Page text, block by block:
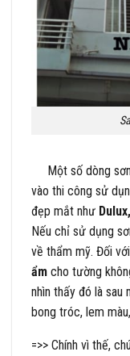
Một số dòng
vào thi công sử
đẹp mắt như
Nếu chỉ sử dụng
về thẩm mỹ. Đối
ẩm cho tường
nhìn thấy đó là
bong tróc, lem
=>> Chính vì thế,